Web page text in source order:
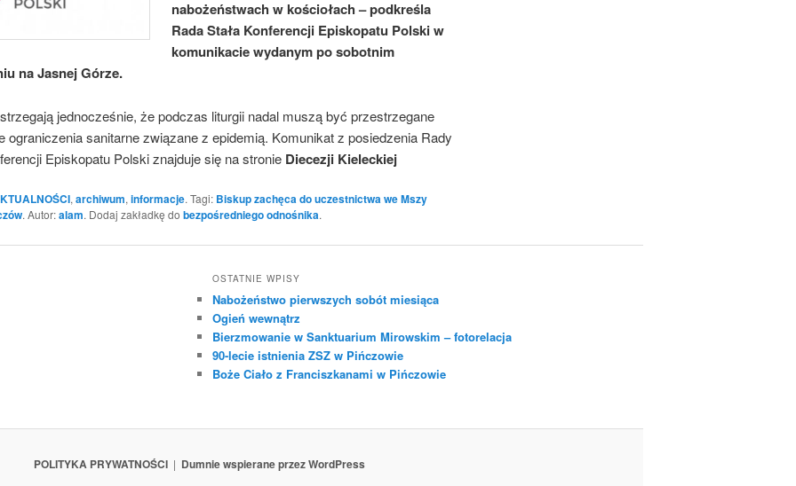
nabożeństwach w kościołach – podkreśla
Rada Stała Konferencji Episkopatu Polski w
komunikacie wydanym po sobotnim
na Jasnej Górze.
jednocześnie, że podczas liturgii nadal muszą być przestrzegane
ograniczenia sanitarne związane z epidemią. Komunikat z posiedzenia Rady
Episkopatu Polski znajduje się na stronie Diecezji Kieleckiej
, archiwum, informacje. Tagi: Biskup zachęca do uczestnictwa we Mszy
. Autor:alam. Dodaj zakładkę do bezpośredniego odnośnika.
OSTATNIE WPISY
Nabożeństwo pierwszych sobót miesiąca
Ogień wewnątrz
Bierzmowanie w Sanktuarium Mirowskim – fotorelacja
90-lecie istnienia ZSZ w Pińczowie
Boże Ciało z Franciszkanami w Pińczowie
POLITYKA PRYWATNOŚCI Dumnie wspierane przez WordPress